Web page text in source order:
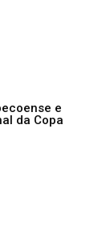
e
da Copa